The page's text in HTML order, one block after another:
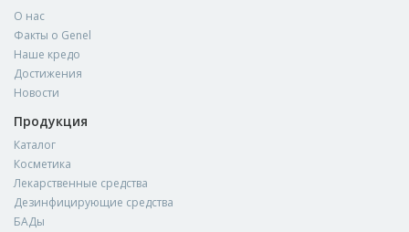
О нас
Факты о Genel
Наше кредо
Достижения
Новости
Продукция
Каталог
Косметика
Лекарственные средства
Дезинфицирующие средства
БАДы